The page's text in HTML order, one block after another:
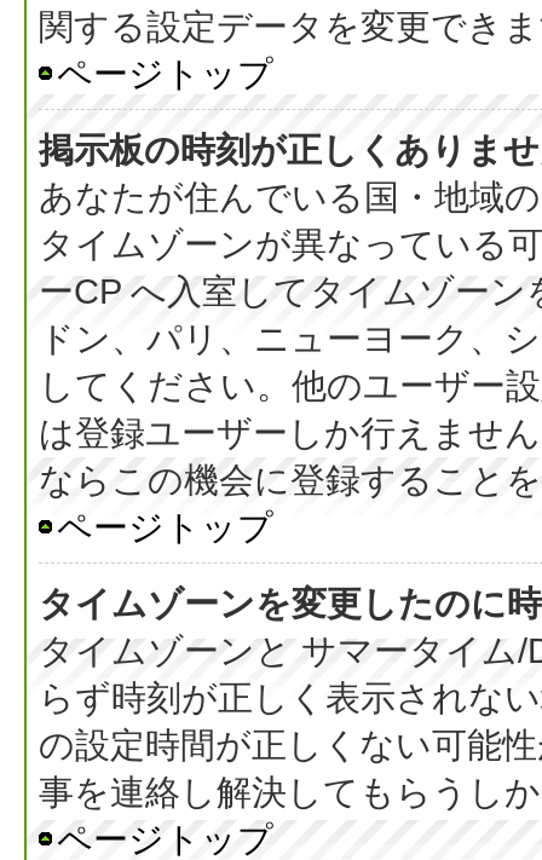
関する設定データを変更でき
ページトップ
掲示板の時刻が正しくありま
あなたが住んでいる国・地域
タイムゾーンが異なっている
ーCP へ入室してタイムゾー
ドン、パリ、ニューヨーク、
してください。他のユーザー
は登録ユーザーしか行えませ
ならこの機会に登録すること
ページトップ
タイムゾーンを変更したのに
タイムゾーンと サマータイム
らず時刻が正しく表示されな
の設定時間が正しくない可能
事を連絡し解決してもらうし
ページトップ